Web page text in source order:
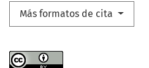
Más formatos de cita